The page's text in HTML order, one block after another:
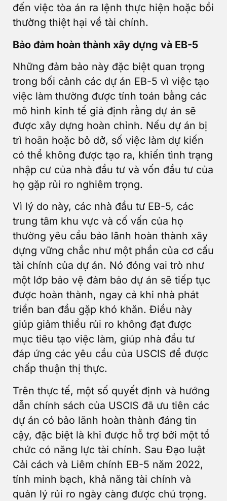
đến việc tòa án ra lệnh thực hiện hoặc bồi
thường thiệt hại về tài chính.
Bảo đảm hoàn thành xây dựng và EB-5
Những đảm bảo này đặc biệt quan trọng
trong bối cảnh các dự án EB-5 vì việc tạo
việc làm thường được tính toán bằng các
mô hình kinh tế giả định rằng dự án sẽ
được xây dựng hoàn chỉnh. Nếu dự án bị
trì hoãn hoặc bỏ dở, số việc làm dự kiến
có thể không được tạo ra, khiến tình trạng
nhập cư của nhà đầu tư và vốn đầu tư của
họ gặp rủi ro nghiêm trọng.
Vì lý do này, các nhà đầu tư EB-5, các
trung tâm khu vực và cố vấn của họ
thường yêu cầu bảo lãnh hoàn thành xây
dựng vững chắc như một phần của cơ cấu
tài chính của dự án. Nó đóng vai trò như
một lớp bảo vệ đảm bảo dự án sẽ tiếp tục
được hoàn thành, ngay cả khi nhà phát
triển ban đầu gặp khó khăn. Điều này
giúp giảm thiểu rủi ro không đạt được
mục tiêu tạo việc làm, giúp nhà đầu tư
đáp ứng các yêu cầu của USCIS để được
chấp thuận thị thực.
Trên thực tế, một số quyết định và hướng
dẫn chính sách của USCIS đã ưu tiên các
dự án có bảo lãnh hoàn thành đáng tin
cậy, đặc biệt là khi được hỗ trợ bởi một tổ
chức có năng lực tài chính. Sau Đạo luật
Cải cách và Liêm chính EB-5 năm 2022,
tính minh bạch, khả năng tài chính và
quản lý rủi ro ngày càng được chú trọng.